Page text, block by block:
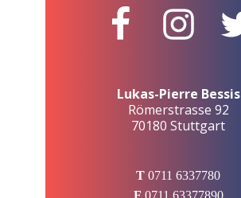
Lukas-Pierre Bessis
Römerstrasse 92
70180 Stuttgart
T 0711 6337780
F 0711 63377890